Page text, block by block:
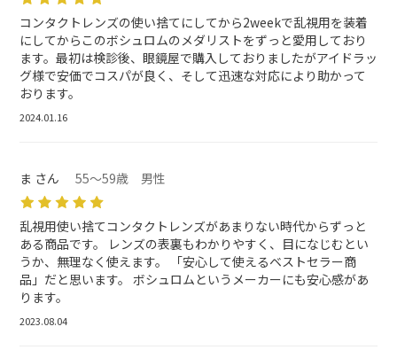
コンタクトレンズの使い捨てにしてから2weekで乱視用を装着
にしてからこのボシュロムのメダリストをずっと愛用しており
ます。最初は検診後、眼鏡屋で購入しておりましたがアイドラッ
グ様で安価でコスパが良く、そして迅速な対応により助かって
おります。
2024.01.16
ま さん 55～59歳 男性
乱視用使い捨てコンタクトレンズがあまりない時代からずっと
ある商品です。 レンズの表裏もわかりやすく、目になじむとい
うか、無理なく使えます。 「安心して使えるベストセラー商
品」だと思います。 ボシュロムというメーカーにも安心感があ
ります。
2023.08.04